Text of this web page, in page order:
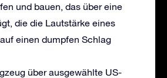
und bauen, das über eine
die die Lautstärke eines
einen dumpfen Schlag
über ausgewählte US-